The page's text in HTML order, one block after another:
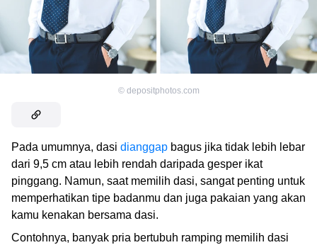
© depositphotos.com
Pada umumnya, dasi dianggap bagus jika tidak lebih lebar
dari 9,5 cm atau lebih rendah daripada gesper ikat
pinggang. Namun, saat memilih dasi, sangat penting untuk
memperhatikan tipe badanmu dan juga pakaian yang akan
kamu kenakan bersama dasi.
Contohnya, banyak pria bertubuh ramping memilih dasi